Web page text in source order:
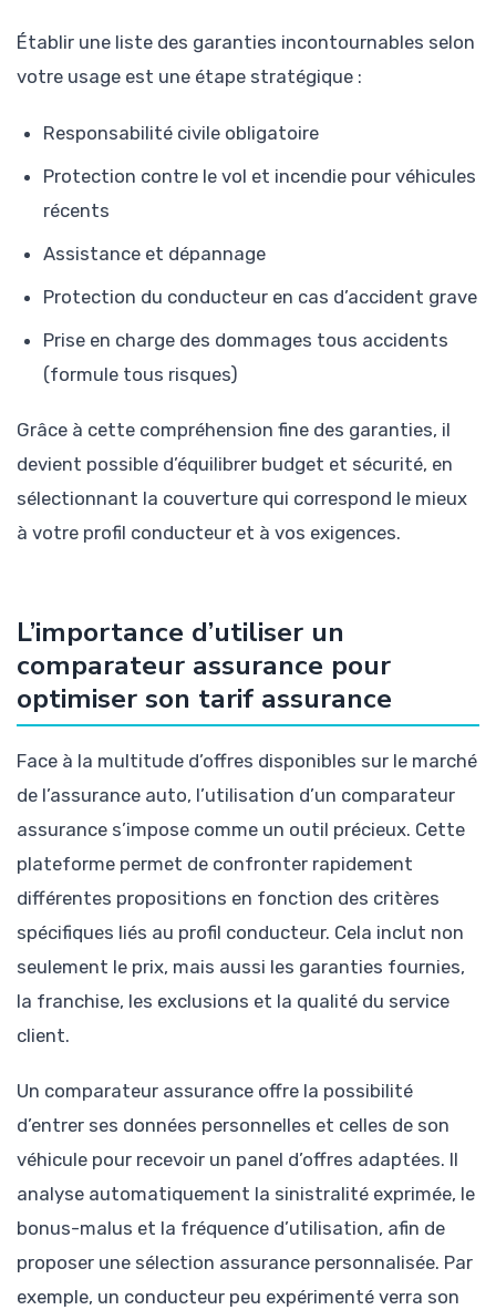
Établir une liste des garanties incontournables selon
votre usage est une étape stratégique :
Responsabilité civile obligatoire
Protection contre le vol et incendie pour véhicules
récents
Assistance et dépannage
Protection du conducteur en cas d’accident grave
Prise en charge des dommages tous accidents
(formule tous risques)
Grâce à cette compréhension fine des garanties, il
devient possible d’équilibrer budget et sécurité, en
sélectionnant la couverture qui correspond le mieux
à votre profil conducteur et à vos exigences.
L’importance d’utiliser un
comparateur assurance pour
optimiser son tarif assurance
Face à la multitude d’offres disponibles sur le marché
de l’assurance auto, l’utilisation d’un comparateur
assurance s’impose comme un outil précieux. Cette
plateforme permet de confronter rapidement
différentes propositions en fonction des critères
spécifiques liés au profil conducteur. Cela inclut non
seulement le prix, mais aussi les garanties fournies,
la franchise, les exclusions et la qualité du service
client.
Un comparateur assurance offre la possibilité
d’entrer ses données personnelles et celles de son
véhicule pour recevoir un panel d’offres adaptées. Il
analyse automatiquement la sinistralité exprimée, le
bonus-malus et la fréquence d’utilisation, afin de
proposer une sélection assurance personnalisée. Par
exemple, un conducteur peu expérimenté verra son